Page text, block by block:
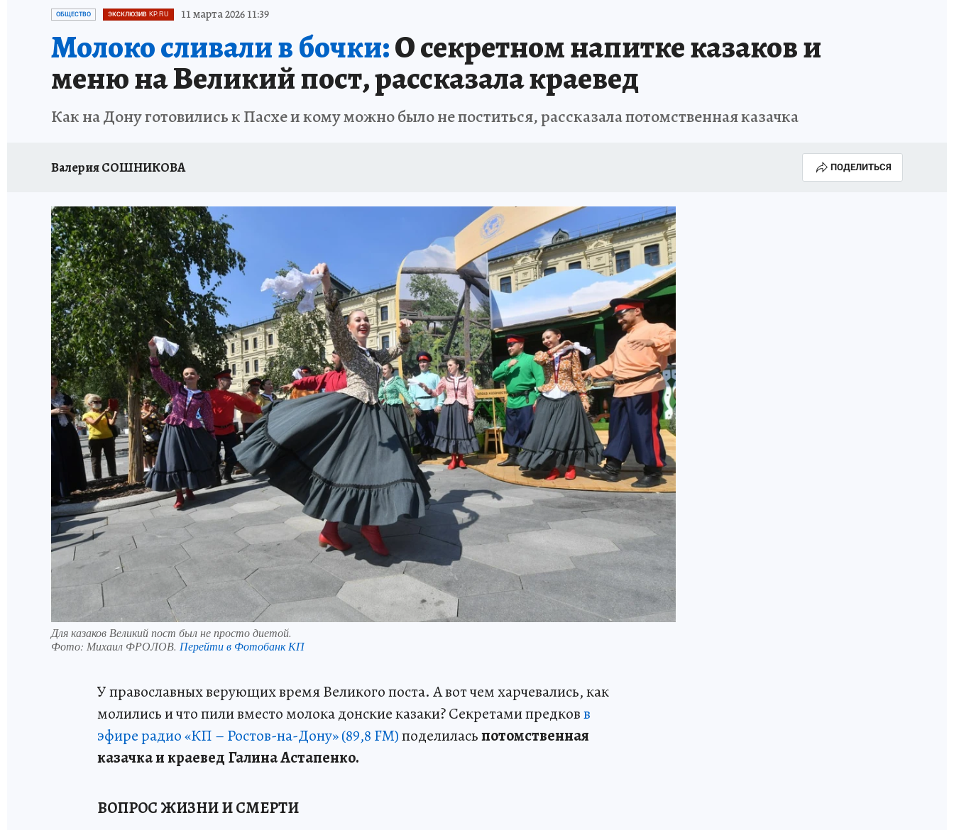
ЗАПОВЕДНАЯ РОССИЯ ПРОИСШЕСТВИЯ
ОБЩЕСТВО ЭКСКЛЮЗИВ KP.RU 11 марта 2026 11:39
Молоко сливали в бочки:О секретном напитке казаков и
меню на Великий пост, рассказала краевед
Как на Дону готовились к Пасхе и кому можно было не поститься, рассказала потомственная казачка
Валерия СОШНИКОВА ПОДЕЛИТЬСЯ
Для казаков Великий пост был не просто диетой.
Фото: Михаил ФРОЛОВ. Перейти в Фотобанк КП
У православных верующих время Великого поста. А вот чем харчевались, как
молились и что пили вместо молока донские казаки? Секретами предковв
эфире радио «КП – Ростов-на-Дону» (89,8 FM)поделиласьпотомственная
казачка и краевед Галина Астапенко.
ВОПРОС ЖИЗНИ И СМЕРТИ